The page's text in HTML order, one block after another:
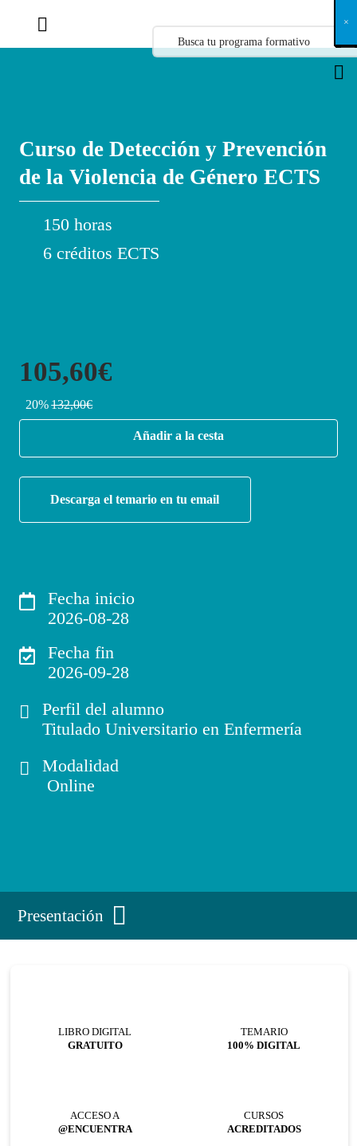
Curso de Detección y Prevención
de la Violencia de Género ECTS
150 horas
6 créditos ECTS
105,60€
20%132,00€
Añadir a la cesta
Descarga el temario en tu email
Fecha inicio
2026-08-28
Fecha fin
2026-09-28
Perfil del alumno
Titulado Universitario en Enfermería
Modalidad
Online
Presentación
LIBRO DIGITAL
GRATUITO
TEMARIO
100% DIGITAL
ACCESO A
@ENCUENTRA
CURSOS
ACREDITADOS
X
×
×
×
×
×
×
×
×
×
×
×
×
×
×
×
×
×
×
×
×
×
×
×
×
×
×
×
×
×
×
×
×
×
×
×
×
×
×
×
×
×
×
×
×
×
×
×
×
×
×
×
×
×
×
×
×
×
×
×
×
×
×
×
×
×
×
×
×
×
×
×
×
×
×
×
×
×
×
×
×
×
×
×
×
×
×
×
×
×
×
×
×
×
×
×
×
×
×
×
×
×
×
×
×
×
×
×
×
×
×
×
×
×
×
×
×
×
×
×
×
×
×
×
×
×
×
×
×
×
×
×
×
×
×
×
×
×
×
×
×
×
×
×
×
×
×
×
×
×
×
×
×
×
×
×
×
×
×
×
×
×
×
×
×
×
×
×
×
×
×
×
×
×
×
×
×
×
×
×
×
×
×
×
×
×
×
×
×
×
×
×
×
×
×
×
×
×
×
×
×
×
×
×
×
×
×
×
×
×
×
×
×
×
×
×
×